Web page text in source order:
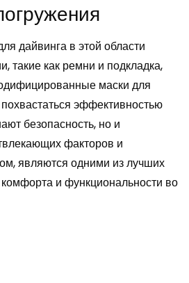
дайвинга в этой области
такие как ремни и подкладка,
маски для
эффективностью
безопасность, но и
факторов и
являются одними из лучших
и функциональности во